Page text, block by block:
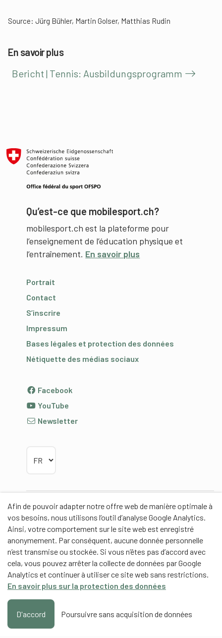
Afin de pouvoir adapter notre offre web de manière optimale à
vos besoins, nous utilisons l’outil d’analyse Google Analytics.
Ainsi, votre comportement sur le site web est enregistré
anonymement. Par conséquent, aucune donnée personnelle
n’est transmise ou stockée. Si vous n’êtes pas d’accord avec
cela, vous pouvez arrêter la collecte de données par Google
Analytics et continuer à utiliser ce site web sans restrictions.
En savoir plus sur la protection des données
D'accord Poursuivre sans acquisition de données
Source: Jürg Bühler, Martin Golser, Matthias Rudin
En savoir plus
Bericht | Tennis: Ausbildungsprogramm
Qu’est-ce que mobilesport.ch?
mobilesport.ch est la plateforme pour
l’enseignement de l’éducation physique et
l’entraînement. En savoir plus
Portrait
Contact
S’inscrire
Impressum
Bases légales et protection des données
Nétiquette des médias sociaux
Facebook
YouTube
Newsletter
Partenaires
Partenaires de contenus
Haute école fédérale de sport de Macolin HEFSM